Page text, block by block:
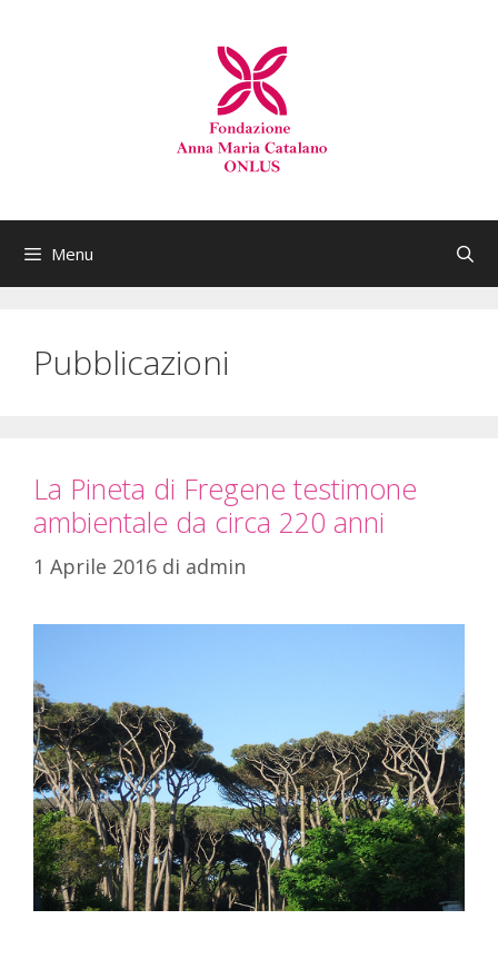
Menu
Pubblicazioni
La Pineta di Fregene testimone
ambientale da circa 220 anni
1 Aprile 2016 di admin